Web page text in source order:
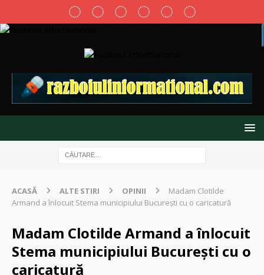
ACASĂ ALTE STIRI OPINII
Madam Clotilde
Armand a înlocuit Stema municipiului București cu o caricatură
Madam Clotilde Armand a înlocuit
Stema municipiului București cu o
caricatură